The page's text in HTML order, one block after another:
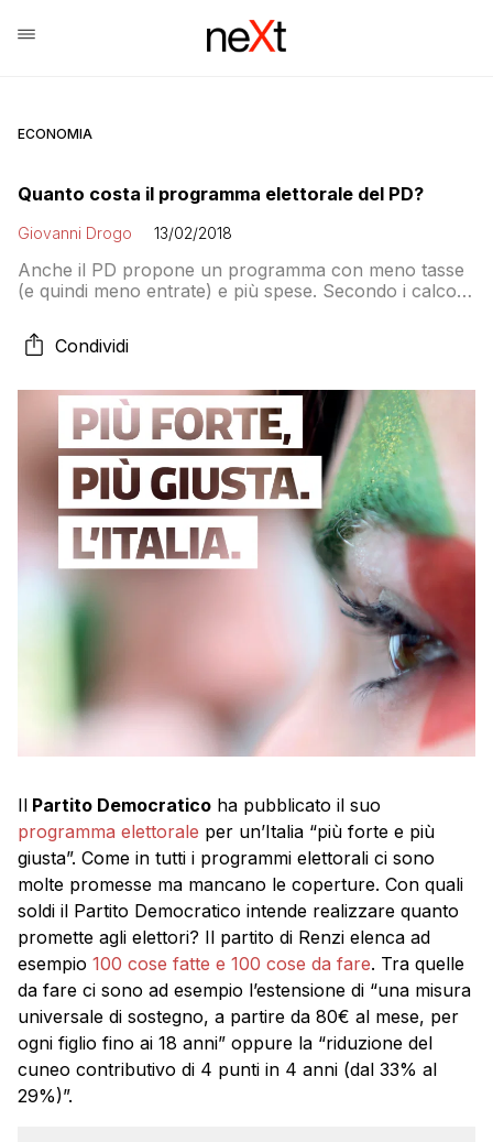
ECONOMIA
Quanto costa il programma elettorale del PD?
Giovanni Drogo 13/02/2018
Anche il PD propone un programma con meno tasse
(e quindi meno entrate) e più spese. Secondo i calcoli
Partito Democratico è di poco inferiore ai 60 miliardi di
euro. Mancano, come sempre, le indicazioni sulle
Condividi
Il Partito Democratico ha pubblicato il suo
programma elettorale per un’Italia “più forte e più
giusta”. Come in tutti i programmi elettorali ci sono
molte promesse ma mancano le coperture. Con quali
soldi il Partito Democratico intende realizzare quanto
promette agli elettori? Il partito di Renzi elenca ad
esempio 100 cose fatte e 100 cose da fare. Tra quelle
da fare ci sono ad esempio l’estensione di “una misura
universale di sostegno, a partire da 80€ al mese, per
ogni figlio fino ai 18 anni” oppure la “riduzione del
cuneo contributivo di 4 punti in 4 anni (dal 33% al
29%)”.